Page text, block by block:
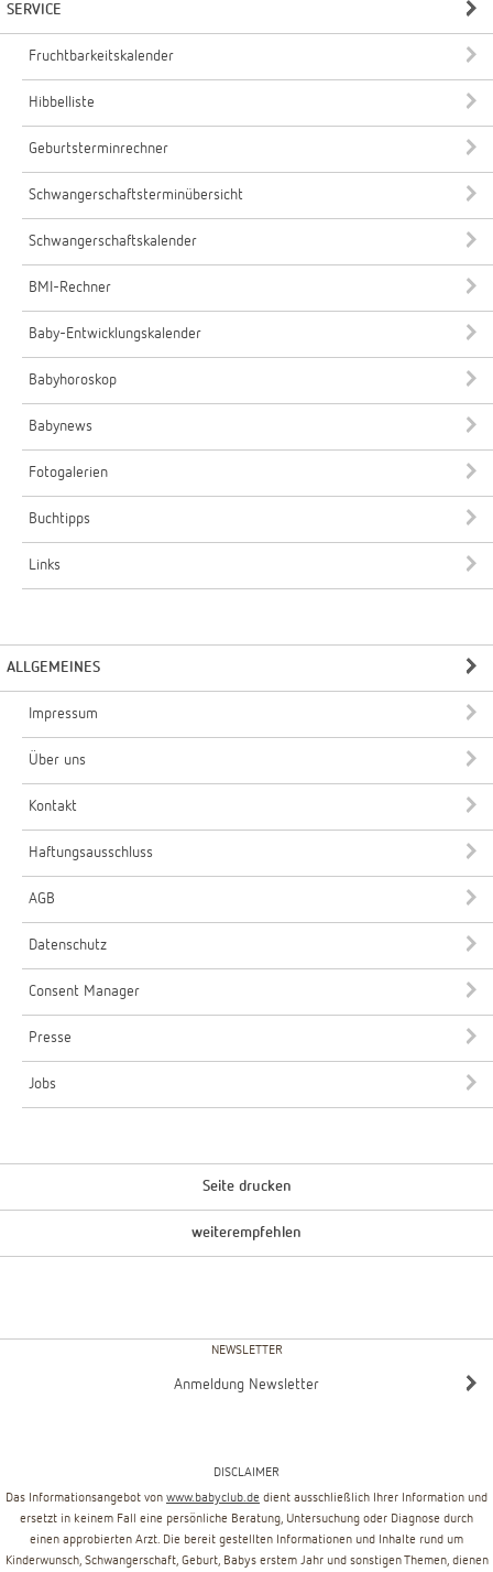
SERVICE
Fruchtbarkeitskalender
Hibbelliste
Geburtsterminrechner
Schwangerschaftsterminübersicht
Schwangerschaftskalender
BMI-Rechner
Baby-Entwicklungskalender
Babyhoroskop
Babynews
Fotogalerien
Buchtipps
Links
ALLGEMEINES
Impressum
Über uns
Kontakt
Haftungsausschluss
AGB
Datenschutz
Consent Manager
Presse
Jobs
Seite drucken
weiterempfehlen
NEWSLETTER
Anmeldung Newsletter
DISCLAIMER
Das Informationsangebot von www.babyclub.de dient ausschließlich Ihrer Information und
ersetzt in keinem Fall eine persönliche Beratung, Untersuchung oder Diagnose durch
einen approbierten Arzt. Die bereit gestellten Informationen und Inhalte rund um
Kinderwunsch, Schwangerschaft, Geburt, Babys erstem Jahr und sonstigen Themen, dienen